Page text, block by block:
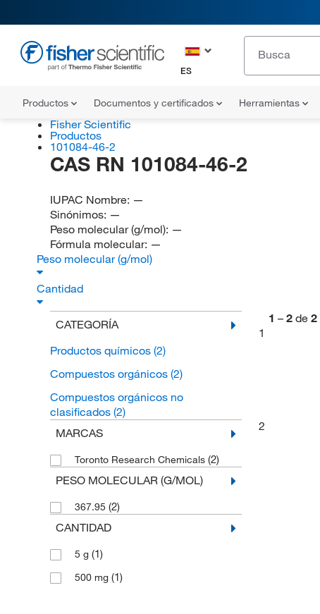
ES
Productos Documentos y certificados Herramientas
Fisher Scientific
Productos
101084-46-2
CAS RN 101084-46-2
IUPAC Nombre: —
Sinónimos: —
Peso molecular (g/mol): —
Fórmula molecular: —
Peso molecular (g/mol)
Cantidad
CATEGORÍA
Productos químicos (2)
Compuestos orgánicos (2)
Compuestos orgánicos no
clasificados (2)
MARCAS
Toronto Research Chemicals (2)
PESO MOLECULAR (G/MOL)
367.95 (2)
CANTIDAD
5 g (1)
500 mg (1)
1 – 2 de 2
1
2